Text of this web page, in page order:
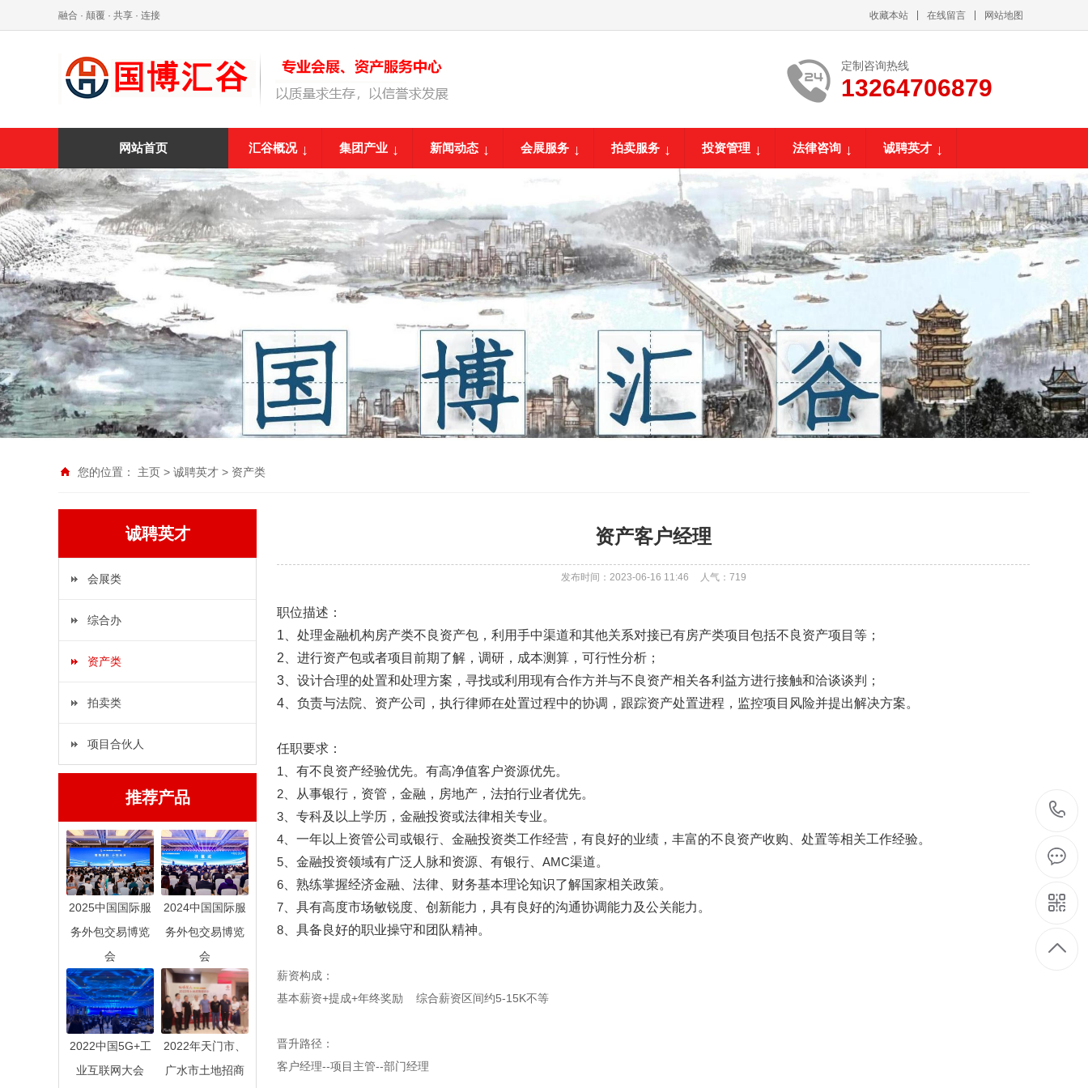
融合 · 颠覆 · 共享 · 连接 收藏本站 在线留言 网站地图
定制咨询热线
13264706879
网站首页 汇谷概况 集团产业 新闻动态 会展服务 拍卖服务 投资管理 法律咨询 诚聘英才
您的位置： 主页 > 诚聘英才 > 资产类
诚聘英才
会展类
综合办
资产类
拍卖类
项目合伙人
推荐产品
2025中国国际服
务外包交易博览
会
2024中国国际服
务外包交易博览
会
2022中国5G+工
业互联网大会
2022年天门市、
广水市土地招商
资产客户经理
发布时间：2023-06-16 11:46 人气： 719
职位描述：
1 、处理金融机构房产类不良资产包，利用手中渠道和其他关系对接已有房产类项目包括不良资产项目等；
2 、进行资产包或者项目前期了解，调研，成本测算，可行性分析；
3 、设计合理的处置和处理方案，寻找或利用现有合作方并与不良资产相关各利益方进行接触和洽谈谈判；
4 、负责与法院、资产公司，执行律师在处置过程中的协调，跟踪资产处置进程，监控项目风险并提出解决方案。
任职要求：
1 、有不良资产经验优先。有高净值客户资源优先。
2 、从事银行，资管，金融，房地产，法拍行业者优先。
3 、专科及以上学历，金融投资或法律相关专业。
4 、一年以上资管公司或银行、金融投资类工作经营，有良好的业绩，丰富的不良资产收购、处置等相关工作经验。
5
金融投资领域有广泛人脉和资源、有银行、 AMC渠道。
6 、熟练掌握经济金融、法律、财务基本理论知识了解国家相关政策。
7 、具有高度市场敏锐度、创新能力，具有良好的沟通协调能力及公关能力。
8 、具备良好的职业操守和团队精神。
薪资构成：
基本薪资+提成+年终奖励 综合薪资区间约5-15K不等
晋升路径：
客户经理--项目主管--部门经理